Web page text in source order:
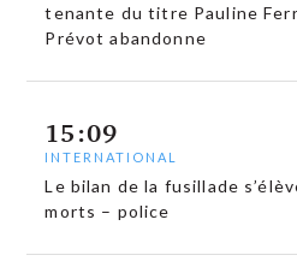
tenante du titre Pauline
Prévot abandonne
15:09
INTERNATIONAL
Le bilan de la fusillade
morts – police